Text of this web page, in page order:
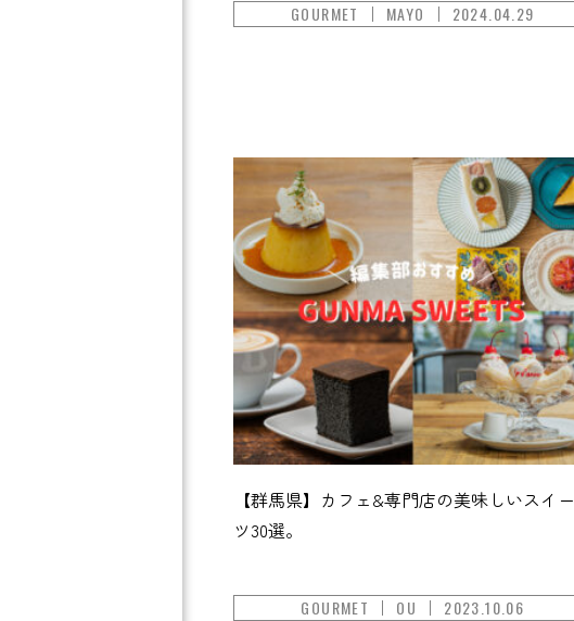
GOURMET MAYO 2024.04.29
【群馬県】カフェ&専門店の美味しいスイー
ツ30選。
GOURMET OU 2023.10.06